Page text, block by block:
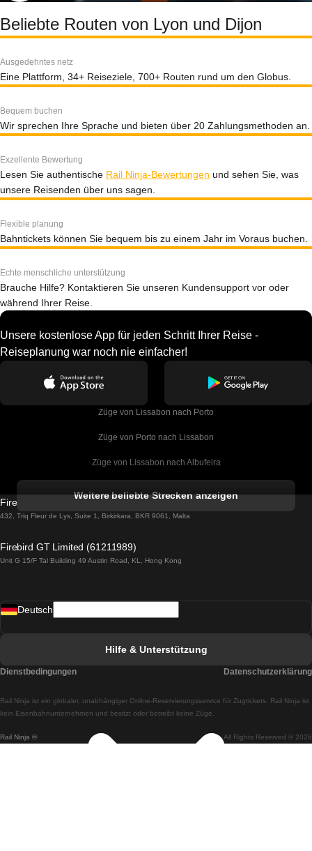
Beliebte Routen von Lyon und Dijon
Ausgedehntes netz
Eine Plattform, 34+ Reiseziele, 700+ Routen rund um den Globus.
Bequem buchen
Wir sprechen Ihre Sprache und bieten über 20 Zahlungsmethoden an.
Exzellente Bewertung
Lesen Sie authentische Rail Ninja-Bewertungen und sehen Sie, was
unsere Reisenden über uns sagen.
Flexible planung
Bahntickets können Sie bequem bis zu einem Jahr im Voraus buchen.
Echte menschliche unterstützung
Brauche Hilfe? Kontaktieren Sie unseren Kundensupport vor oder
während Ihrer Reise.
Unsere kostenlose App für jeden Schritt Ihrer Reise -
Reiseplanung war noch nie einfacher!
Züge von Lissabon nach Porto
Züge von Porto nach Lissabon
Züge von Lissabon nach Albufeira
Züge von Lissabon nach Lagos
Züge von Lissabon nach Madrid
Züge von Lissabon nach Braga
Züge von Braga nach Lissabon
Weitere beliebte Strecken anzeigen
Firebird GT Limited (OC 1451)
432, Triq Fleur de Lys, Suite 1, Birkirkara, BKR 9061, Malta
Firebird GT Limited (61211989)
Unit G 15/F Tal Building 49 Austin Road, KL, Hong Kong
Rail Ninja ® All Rights Reserved © 2026
Rail.Ninja ist ein globaler, unabhängiger Online-Reservierungsservice für Zugtickets. Rail Ninja ist
kein Eisenbahnunternehmen und besitzt oder betreibt keine Züge.
Deutsch
Hilfe & Unterstützung
Dienstbedingungen Datenschutzerklärung